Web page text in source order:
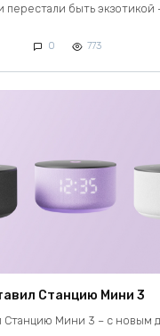
быть экзотикой
0 773
Станцию Мини 3
Станцию Мини 3 – с новым